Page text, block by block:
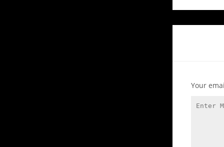
Your